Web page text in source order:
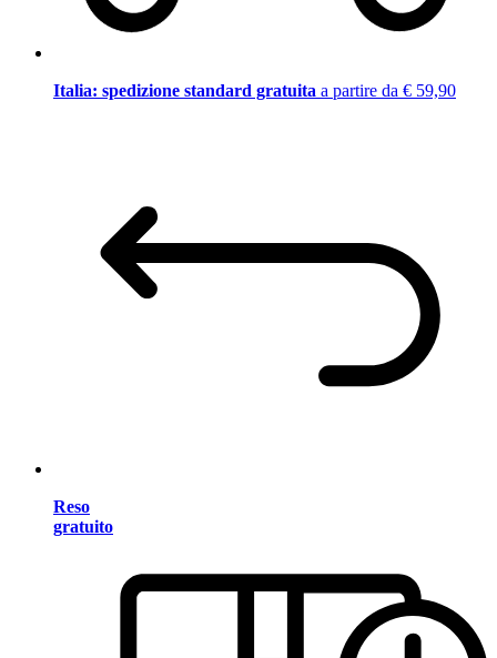
Italia: spedizione standard gratuita a partire da € 59,90
Reso
gratuito